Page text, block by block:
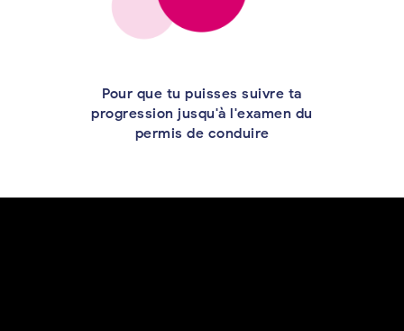
Pour que tu puisses suivre ta
progression jusqu'à l'examen du
permis de conduire